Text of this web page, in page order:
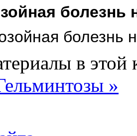
болезнь
болезнь
в этой
»